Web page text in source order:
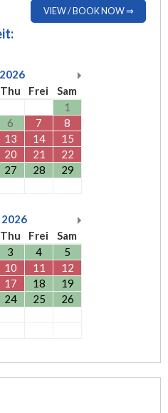
VIEW / BOOK NOW ⇒
2026
Thu Frei
Sam
1
6 7
8
13 14
15
20 21
22
27 28
29
2026
Thu Frei
Sam
3 4
5
10 11
12
17 18
19
24 25
26